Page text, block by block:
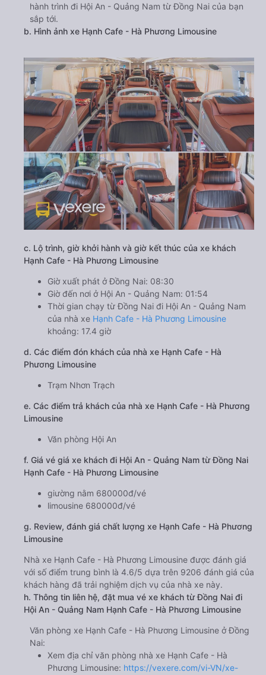
hành trình đi Hội An - Quảng Nam từ Đồng Nai của bạn
sắp tới.
b. Hình ảnh xe Hạnh Cafe - Hà Phương Limousine
c. Lộ trình, giờ khởi hành và giờ kết thúc của xe khách
Hạnh Cafe - Hà Phương Limousine
Giờ xuất phát ở Đồng Nai: 08:30
Giờ đến nơi ở Hội An - Quảng Nam: 01:54
Thời gian chạy từ Đồng Nai đi Hội An - Quảng Nam
của nhà xe Hạnh Cafe - Hà Phương Limousine
khoảng: 17.4 giờ
d. Các điểm đón khách của nhà xe Hạnh Cafe - Hà
Phương Limousine
Trạm Nhơn Trạch
e. Các điểm trả khách của nhà xe Hạnh Cafe - Hà Phương
Limousine
Văn phòng Hội An
f. Giá vé giá xe khách đi Hội An - Quảng Nam từ Đồng Nai
Hạnh Cafe - Hà Phương Limousine
giường nằm 680000đ/vé
limousine 680000đ/vé
g. Review, đánh giá chất lượng xe Hạnh Cafe - Hà Phương
Limousine
Nhà xe Hạnh Cafe - Hà Phương Limousine được đánh giá
với số điểm trung bình là 4.6/5 dựa trên 9206 đánh giá của
khách hàng đã trải nghiệm dịch vụ của nhà xe này.
h. Thông tin liên hệ, đặt mua vé xe khách từ Đồng Nai đi
Hội An - Quảng Nam Hạnh Cafe - Hà Phương Limousine
Văn phòng xe Hạnh Cafe - Hà Phương Limousine ở Đồng
Nai:
Xem địa chỉ văn phòng nhà xe Hạnh Cafe - Hà
Phương Limousine: https://vexere.com/vi-VN/xe-